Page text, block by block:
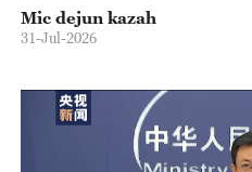
Mic dejun kazah
31-Jul-2026